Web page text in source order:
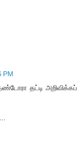
PM
தட்டி அறிவிக்கப்